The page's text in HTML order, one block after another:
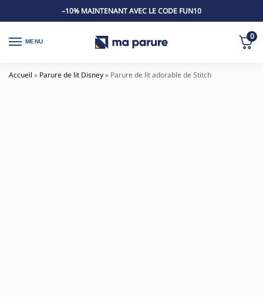
–10% MAINTENANT AVEC LE CODE FUN10
MENU
0
Accueil » Parure de lit Disney» Parure de lit adorable de Stitch